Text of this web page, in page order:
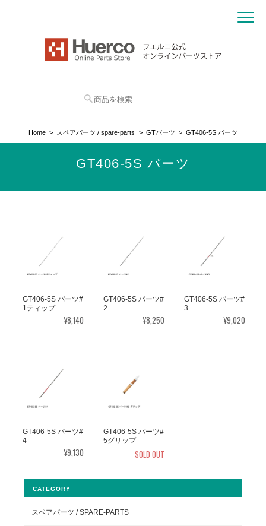
Home スペアパーツ / spare-parts GTパーツ GT406-5S パーツ
GT406-5S パーツ
GT406-5S パーツ#
1ティップ
¥8,140
GT406-5S パーツ#
2
¥8,250
GT406-5S パーツ#
3
¥9,020
GT406-5S パーツ#
4
¥9,130
GT406-5S パーツ#
5グリップ
SOLD OUT
CATEGORY
スペアパーツ / SPARE-PARTS